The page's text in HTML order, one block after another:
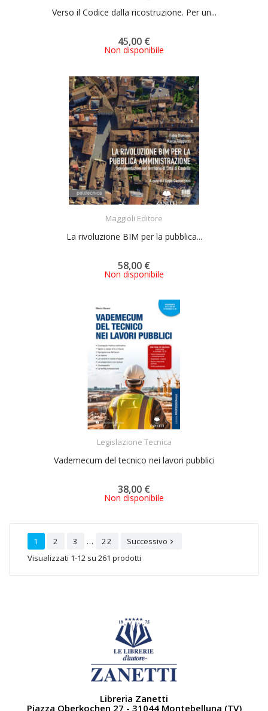
Verso il Codice dalla ricostruzione. Per un...
45,00 €
Non disponibile
Maggioli Editore
La rivoluzione BIM per la pubblica...
58,00 €
Non disponibile
Legislazione Tecnica
Vademecum del tecnico nei lavori pubblici
38,00 €
Non disponibile
1 2 3 … 22 Successivo 
Visualizzati 1-12 su 261 prodotti
Libreria Zanetti
Piazza Oberkochen 27 - 31044 Montebelluna (TV)